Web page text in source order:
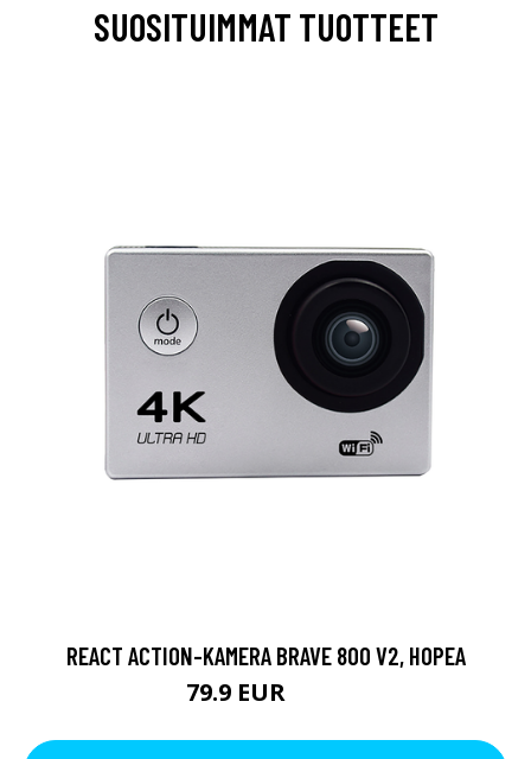
SUOSITUIMMAT TUOTTEET
REACT ACTION-KAMERA BRAVE 800 V2, HOPEA
79.9 EUR